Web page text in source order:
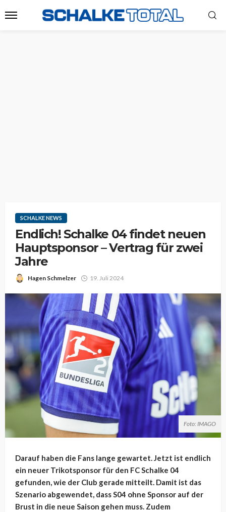
SCHALKE NEWS
Endlich! Schalke 04 findet neuen
Hauptsponsor – Vertrag für zwei
Jahre
Hagen Schmelzer 19. Juli 2024
Foto: IMAGO
Darauf haben die Fans lange gewartet. Jetzt ist endlich
ein neuer Trikotsponsor für den FC Schalke 04
gefunden, wie der Club gerade mitteilt. Damit ist das
Szenario abgewendet, dass S04 ohne Sponsor auf der
Brust in die neue Saison gehen muss. Zudem